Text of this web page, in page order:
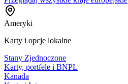
Ameryki
Karty i opcje lokalne
Stany Zjednoczone
Karty, portfele i BNPL
Kanada